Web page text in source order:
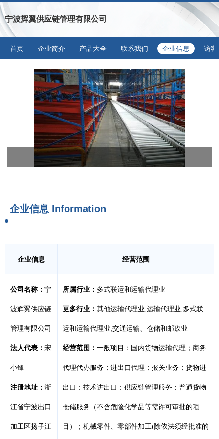
宁波辉翼供应链管理有限公司
首页 企业简介 产品大全 联系我们 企业信息 访客
企业信息 Information
企业信息 经营范围
公司名称： 宁
波辉翼供应链
管理有限公司
法人代表： 宋
小锋
注册地址： 浙
江省宁波出口
加工区扬子江
所属行业： 多式联运和运输代理业
更多行业： 其他运输代理业,运输代理业,多式联
运和运输代理业,交通运输、仓储和邮政业
经营范围： 一般项目：国内货物运输代理；商务
代理代办服务；进出口代理；报关业务；货物进
出口；技术进出口；供应链管理服务；普通货物
仓储服务（不含危险化学品等需许可审批的项
目）；机械零件、零部件加工(除依法须经批准的